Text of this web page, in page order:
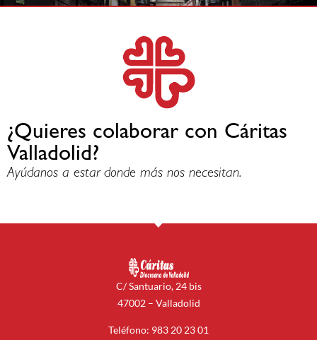
¿Quieres colaborar con Cáritas
Valladolid?
Ayúdanos a estar donde más nos necesitan.
C/ Santuario, 24 bis
47002 – Valladolid
Teléfono: 983 20 23 01